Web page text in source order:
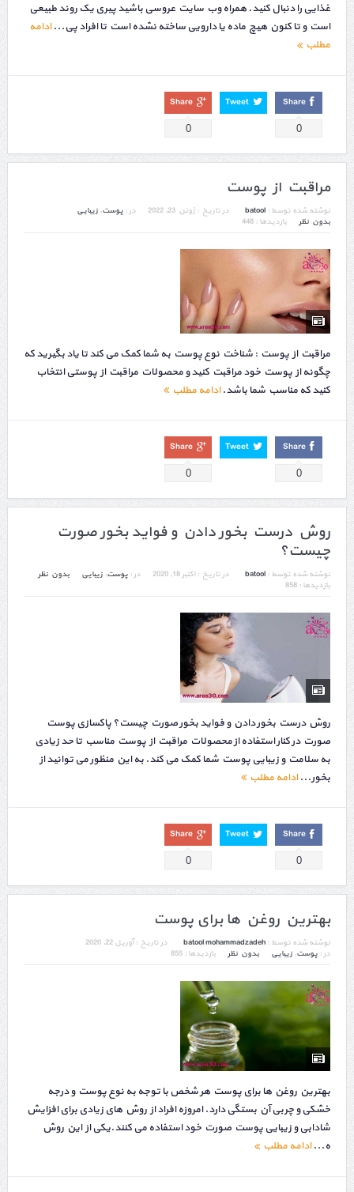
غذایی را دنبال کنید. همراه وب سایت عروسی باشید پیری یک روند طبیعی
است و تا کنون هیچ ماده یا دارویی ساخته نشده است تا افراد پی...ادامه
مطلب
Share
0
Tweet
Share
0
مراقبت از پوست
نوشته شده توسط : batool در تاریخ : ژوئن 23, 2022 در : پوست, زیبایی
بدون نظر
بازدیدها : 448
مراقبت از پوست : شناخت نوع پوست به شما کمک می کند تا یاد بگیرید که
چگونه از پوست خود مراقبت کنید و محصولات مراقبت از پوستی انتخاب
کنید که مناسب شما باشد.ادامه مطلب
Share
0
Tweet
Share
0
روش درست بخور دادن و فواید بخور صورت
چیست؟
نوشته شده توسط : batool در تاریخ :اکتبر 18, 2020 در : پوست, زیبایی
بدون نظر
بازدیدها : 858
روش درست بخور دادن و فواید بخور صورت چیست؟ پاکسازی پوست
صورت در کنار استفاده از محصولات مراقبت از پوست مناسب تا حد زیادی
به سلامت و زیبایی پوست شما کمک می کند. به این منظور می توانید از
بخور...ادامه مطلب
Share
0
Tweet
Share
0
بهترین روغن ها برای پوست
نوشته شده توسط : batool mohammadzadeh در تاریخ :آوریل 22, 2020
در : پوست, زیبایی بدون نظر بازدیدها : 855
بهترین روغن ها برای پوست هر شخص با توجه به نوع پوست و درجه
خشکی و چربی آن بستگی دارد. امروزه افراد از روش های زیادی برای افزایش
شادابی و زیبایی پوست صورت خود استفاده می کنند.یکی از این روش
ه...ادامه مطلب